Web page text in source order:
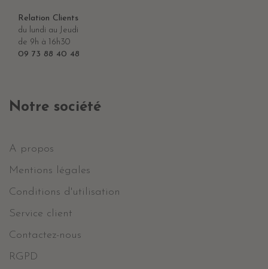
Relation Clients
du lundi au Jeudi
de 9h à 16h30
09 73 88 40 48
Notre société
A propos
Mentions légales
Conditions d'utilisation
Service client
Contactez-nous
RGPD